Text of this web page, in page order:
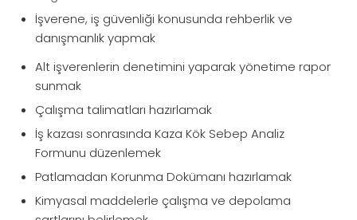
İşverene, iş güvenliği konusunda rehberlik ve
danışmanlık yapmak
Alt işverenlerin denetimini yaparak yönetime rapor
sunmak
Çalışma talimatları hazırlamak
İş kazası sonrasında Kaza Kök Sebep Analiz
Formunu düzenlemek
Patlamadan Korunma Dokümanı hazırlamak
Kimyasal maddelerle çalışma ve depolama